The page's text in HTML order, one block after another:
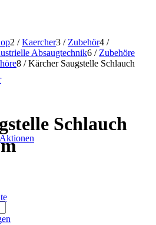
2 / Kaercher3 / Zubehör4 /
Absaugtechnik6 / Zubehöre
8 / Kärcher Saugstelle Schlauch
Schlauch